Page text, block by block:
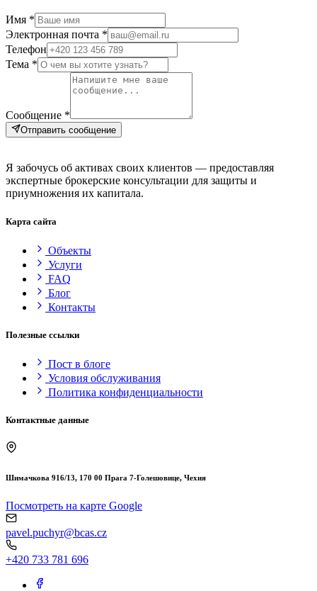
Имя *
Электронная почта *
Телефон
Тема *
Сообщение *
Отправить сообщение
Я забочусь об активах своих клиентов — предоставляя
экспертные брокерские консультации для защиты и
приумножения их капитала.
Карта сайта
Объекты
Услуги
FAQ
Блог
Контакты
Полезные ссылки
Пост в блоге
Условия обслуживания
Политика конфиденциальности
Контактные данные
Шимачкова 916/13, 170 00 Прага 7-Голешовице, Чехия
Посмотреть на карте Google
pavel.puchyr@bcas.cz
+420 733 781 696